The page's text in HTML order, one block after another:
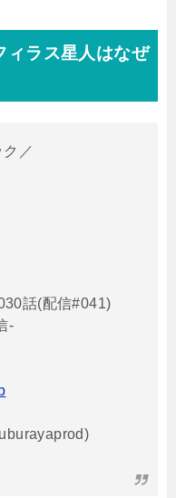
ィラス星人はなぜ
／
話(配信#041)
-